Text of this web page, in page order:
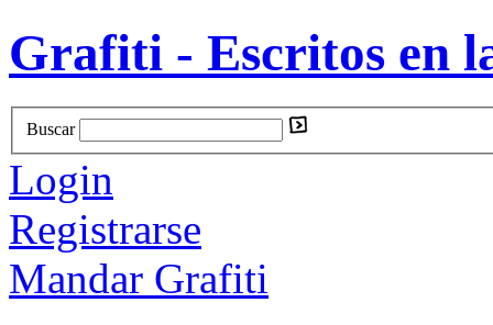
Grafiti - Escritos en
Buscar
Login
Registrarse
Mandar Grafiti